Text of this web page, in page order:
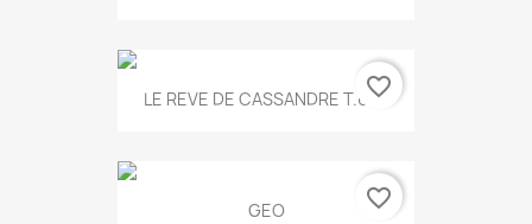
LE REVE DE CASSANDRE T.634
favorite_border
GEO favorite_border